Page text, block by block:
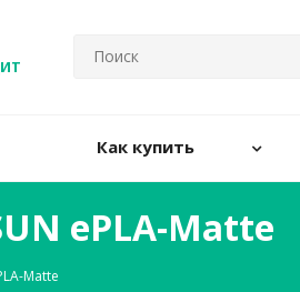
Как купить
ePLA-Matte
Matte